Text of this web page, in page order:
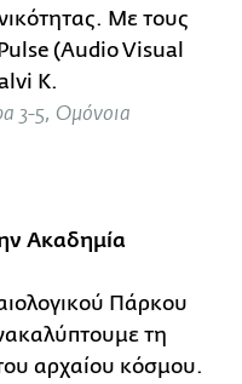
Με τους
(Audio Visual
K.
3-5, Ομόνοια
Ακαδημία
Πάρκου
τη
αρχαίου κόσμου.